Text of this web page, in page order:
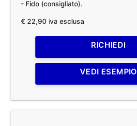
- Fido (consigliato).
€ 22,90 iva esclusa
RICHIEDI
VEDI ESEMPIO